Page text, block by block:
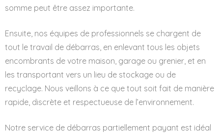
somme peut être assez importante.
Ensuite, nos équipes de professionnels se chargent de
tout le travail de débarras, en enlevant tous les objets
encombrants de votre maison, garage ou grenier, et en
les transportant vers un lieu de stockage ou de
recyclage. Nous veillons à ce que tout soit fait de manière
rapide, discrète et respectueuse de l’environnement.
Notre service de débarras partiellement payant est idéal